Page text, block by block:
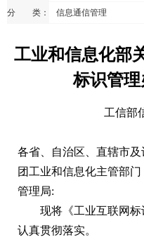
分 类： 信息通信管理
工业和信息化部
标识管
工信部
各省、自治区、直辖市
团工业和信息化主管部
管理局:
现将《工业互联网标
认真贯彻落实。